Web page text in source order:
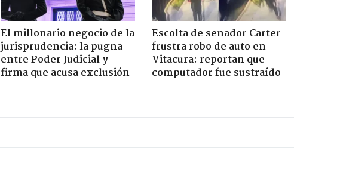
El millonario negocio de la
jurisprudencia: la pugna
entre Poder Judicial y
firma que acusa exclusión
Escolta de senador Carter
frustra robo de auto en
Vitacura: reportan que
computador fue sustraído